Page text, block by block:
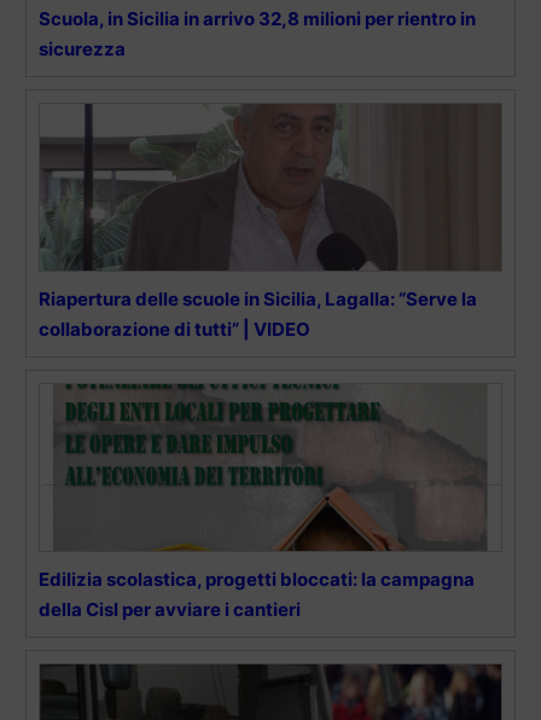
Scuola, in Sicilia in arrivo 32,8 milioni per rientro in
sicurezza
Riapertura delle scuole in Sicilia, Lagalla: “Serve la
collaborazione di tutti” | VIDEO
Edilizia scolastica, progetti bloccati: la campagna
della Cisl per avviare i cantieri